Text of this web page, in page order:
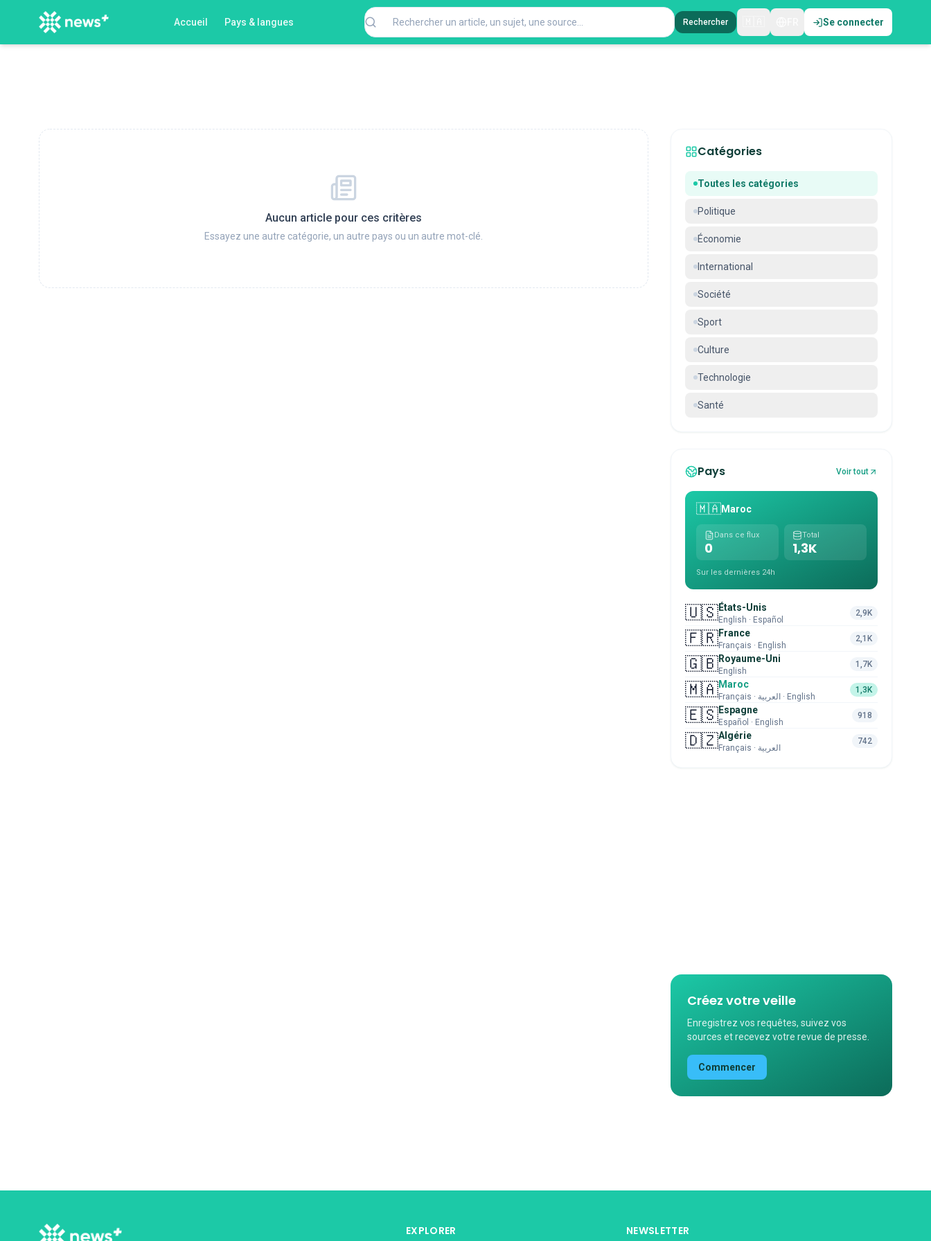
Accueil Pays & langues Rechercher Se connecter
Aucun article pour ces critères
Essayez une autre catégorie, un autre pays ou un autre mot-clé.
Catégories
Toutes les catégories
Politique
Économie
International
Société
Sport
Culture
Technologie
Santé
Pays Voir tout
🇲🇦Maroc
Dans ce flux
0
Total
1,3K
Sur les dernières 24h
🇺🇸États-Unis
English · Español
2,9K
🇫🇷France
Français · English
2,1K
🇬🇧Royaume-Uni
English
1,7K
🇲🇦Maroc
Français · العربية · English
1,3K
🇪🇸Espagne
Español · English
918
🇩🇿Algérie
Français · العربية
742
Créez votre veille
Enregistrez vos requêtes, suivez vos
sources et recevez votre revue de presse.
Commencer
EXPLORER NEWSLETTER